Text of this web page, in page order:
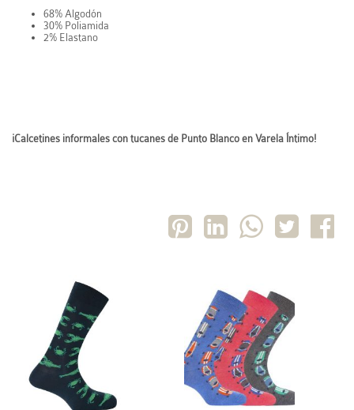
68% Algodón
30% Poliamida
2% Elastano
¡Calcetines informales con tucanes de Punto Blanco en Varela Íntimo!